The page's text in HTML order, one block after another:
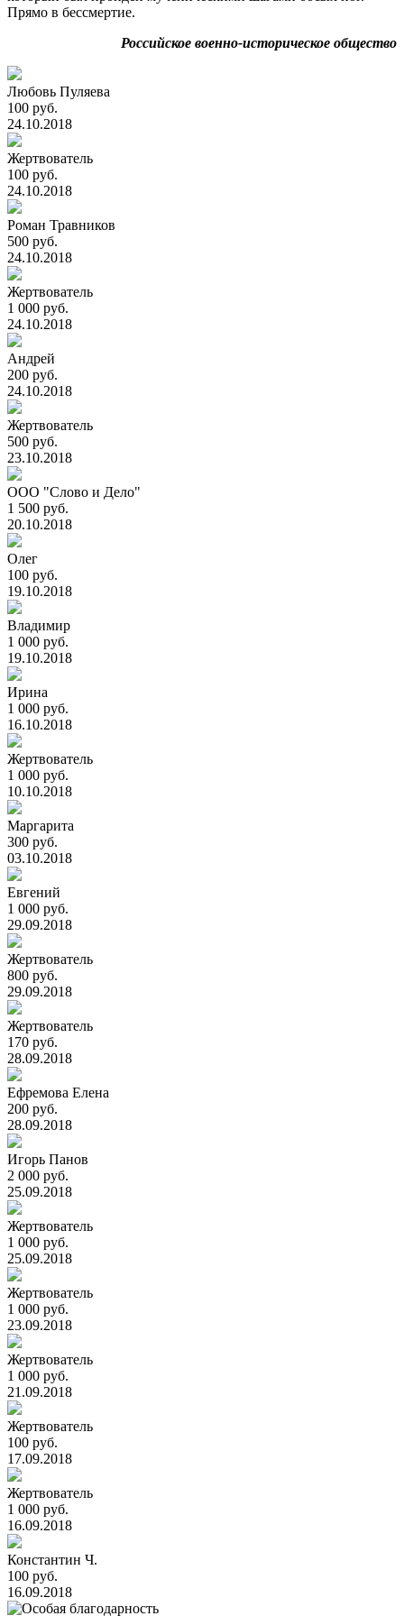
Прямо в бессмертие.
Российское военно-историческое общество
Любовь Пуляева
100 руб.
24.10.2018
Жертвователь
100 руб.
24.10.2018
Роман Травников
500 руб.
24.10.2018
Жертвователь
1 000 руб.
24.10.2018
Андрей
200 руб.
24.10.2018
Жертвователь
500 руб.
23.10.2018
ООО "Слово и Дело"
1 500 руб.
20.10.2018
Олег
100 руб.
19.10.2018
Владимир
1 000 руб.
19.10.2018
Ирина
1 000 руб.
16.10.2018
Жертвователь
1 000 руб.
10.10.2018
Маргарита
300 руб.
03.10.2018
Евгений
1 000 руб.
29.09.2018
Жертвователь
800 руб.
29.09.2018
Жертвователь
170 руб.
28.09.2018
Ефремова Елена
200 руб.
28.09.2018
Игорь Панов
2 000 руб.
25.09.2018
Жертвователь
1 000 руб.
25.09.2018
Жертвователь
1 000 руб.
23.09.2018
Жертвователь
1 000 руб.
21.09.2018
Жертвователь
100 руб.
17.09.2018
Жертвователь
1 000 руб.
16.09.2018
Константин Ч.
100 руб.
16.09.2018